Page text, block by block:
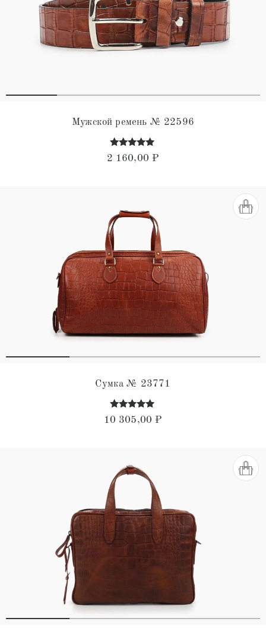
Мужской ремень № 22596
Оценка
4.85
2 160,00 ₽
Сумка № 23771
Оценка
4.86
10 305,00 ₽